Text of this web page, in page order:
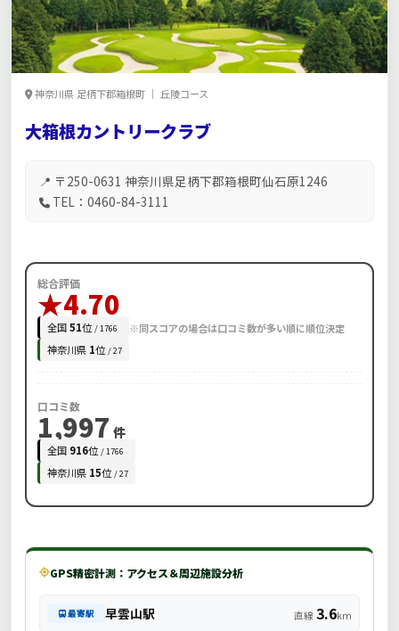
神奈川県 足柄下郡箱根町 ｜ 丘陵コース
大箱根カントリークラブ
📍 〒250-0631 神奈川県足柄下郡箱根町仙石原1246
TEL：0460-84-3111
総合評価
★4.70
全国51位 / 1766
神奈川県 1位 / 27
※同スコアの場合は口コミ数が多い順に順位決定
口コミ数
1,997 件
全国 916位 / 1766
神奈川県 15位 / 27
GPS精密計測：アクセス＆周辺施設分析
最寄駅 早雲山駅 直線 3.6km